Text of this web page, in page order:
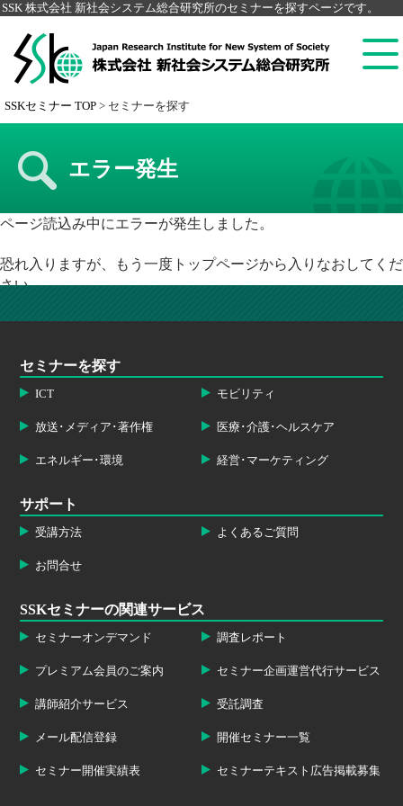
SSK 株式会社 新社会システム総合研究所のセミナーを探すページです。
SSKセミナー TOP > セミナーを探す
エラー発生
ページ読込み中にエラーが発生しました。
恐れ入りますが、もう一度トップページから入りなおしてくだ
さい。
セミナーを探す
ICT モビリティ
放送･メディア･著作権 医療･介護･ヘルスケア
エネルギー･環境 経営･マーケティング
サポート
受講方法 よくあるご質問
お問合せ
SSKセミナーの関連サービス
セミナーオンデマンド 調査レポート
プレミアム会員のご案内 セミナー企画運営代行サービス
講師紹介サービス 受託調査
メール配信登録 開催セミナー一覧
セミナー開催実績表 セミナーテキスト広告掲載募集